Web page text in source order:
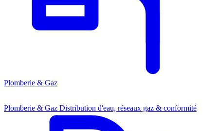
Plomberie & Gaz Distribution d'eau, réseaux gaz & conformité
Plomberie & Gaz